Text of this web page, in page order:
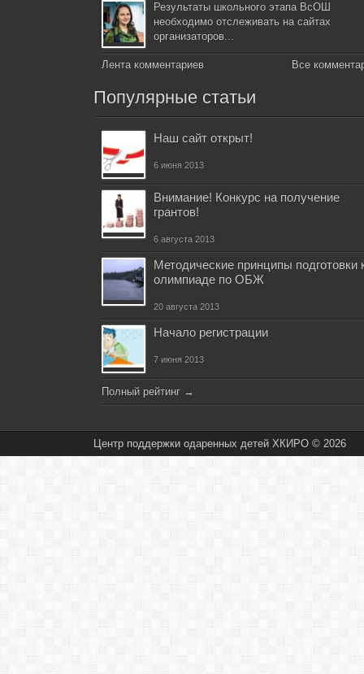
Результаты школьного этапа ВсОШ
необходимо отслеживать на сайтах
организаторов...
Лента комментариев Все
Популярные статьи
Наш сайт открыт!
6 июня 2013
Внимание! Конкурс на получение
грантов!
6 августа 2013
Методические принципы подготовки
олимпиаде по ОБЖ
20 августа 2013
Начало регистрации
7 июня 2013
Полный рейтинг →
Центр поддержки одаренных детей ХКИРО © 2026